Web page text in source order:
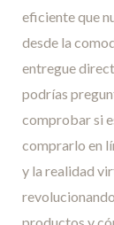
eficiente que
desde la
entregue
podrías
comprobar si
comprarlo en
y la realidad